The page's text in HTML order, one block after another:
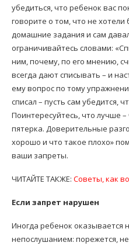
убедиться, что ребенок вас
говорите о том, что не
домашние задания и сам
ограничивайтесь словами:
ним, почему, по его мнению,
всегда дают списывать – и
ему вопрос по тому
списал – пусть сам убедится,
Поинтересуйтесь, что лучше
пятерка. Доверительные
хорошо и что такое плохо»
ваши запреты.
ЧИТАЙТЕ ТАКЖЕ: Советы, как
Если запрет нарушен
Иногда ребенок оказывается
непослушанием: порежется,